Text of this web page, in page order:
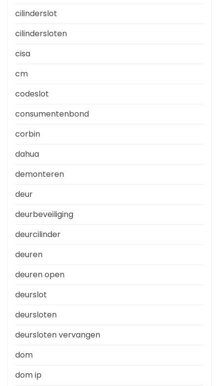
cilinderslot
cilindersloten
cisa
cm
codeslot
consumentenbond
corbin
dahua
demonteren
deur
deurbeveiliging
deurcilinder
deuren
deuren open
deurslot
deursloten
deursloten vervangen
dom
dom ip